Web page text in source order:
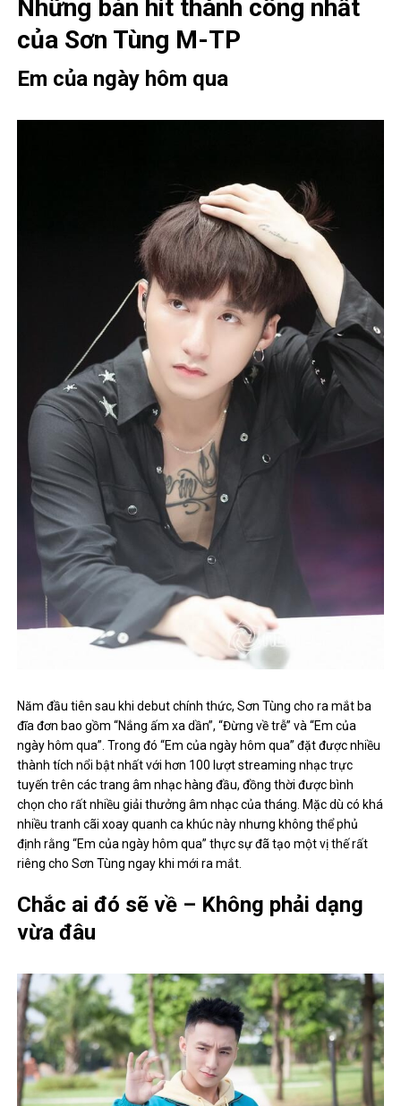
Những bản hit thành công nhất
của Sơn Tùng M-TP
Em của ngày hôm qua
Năm đầu tiên sau khi debut chính thức, Sơn Tùng cho ra mắt ba
đĩa đơn bao gồm “Nắng ấm xa dần”, “Đừng về trễ” và “Em của
ngày hôm qua”. Trong đó “Em của ngày hôm qua” đặt được nhiều
thành tích nổi bật nhất với hơn 100 lượt streaming nhạc trực
tuyến trên các trang âm nhạc hàng đầu, đồng thời được bình
chọn cho rất nhiều giải thưởng âm nhạc của tháng. Mặc dù có khá
nhiều tranh cãi xoay quanh ca khúc này nhưng không thể phủ
định rằng “Em của ngày hôm qua” thực sự đã tạo một vị thế rất
riêng cho Sơn Tùng ngay khi mới ra mắt.
Chắc ai đó sẽ về – Không phải dạng
vừa đâu